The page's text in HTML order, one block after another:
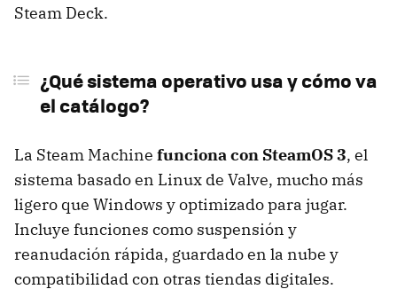
Steam Deck.
¿Qué sistema operativo usa y cómo va
el catálogo?
La Steam Machine funciona con SteamOS 3, el
sistema basado en Linux de Valve, mucho más
ligero que Windows y optimizado para jugar.
Incluye funciones como suspensión y
reanudación rápida, guardado en la nube y
compatibilidad con otras tiendas digitales.